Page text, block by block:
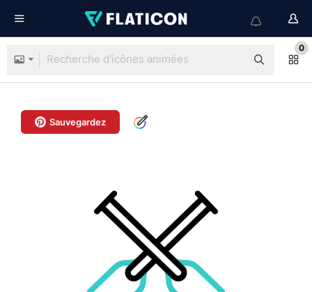
0
Sauvegardez